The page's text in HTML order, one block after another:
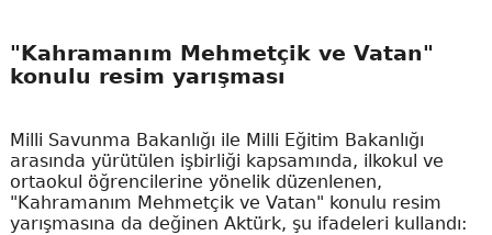
"Kahramanım Mehmetçik ve Vatan"
konulu resim yarışması
Milli Savunma Bakanlığı ile Milli Eğitim Bakanlığı
arasında yürütülen işbirliği kapsamında, ilkokul ve
ortaokul öğrencilerine yönelik düzenlenen,
"Kahramanım Mehmetçik ve Vatan" konulu resim
yarışmasına da değinen Aktürk, şu ifadeleri kullandı: